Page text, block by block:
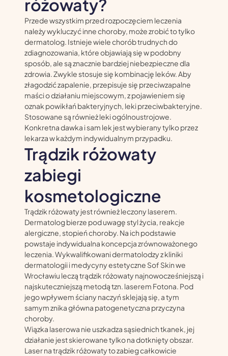
różowaty?
Przede wszystkim przed rozpoczęciem leczenia
należy wykluczyć inne choroby, może zrobić to tylko
dermatolog. Istnieje wiele chorób trudnych do
zdiagnozowania, które objawiają się w podobny
sposób, ale są znacznie bardziej niebezpieczne dla
zdrowia. Zwykle stosuje się kombinację leków. Aby
złagodzić zapalenie, przepisuje się przeciwzapalne
maści o działaniu miejscowym, z pojawieniem się
oznak powikłań bakteryjnych, leki przeciwbakteryjne.
Stosowane są również leki ogólnoustrojowe.
Konkretna dawka i sam lek jest wybierany tylko przez
lekarza w każdym indywidualnym przypadku.
Trądzik różowaty
zabiegi
kosmetologiczne
Trądzik różowaty jest również leczony laserem.
Dermatolog bierze pod uwagę styl życia, reakcje
alergiczne, stopień choroby. Na ich podstawie
powstaje indywidualna koncepcja zrównoważonego
leczenia. Wykwalifikowani dermatolodzy z kliniki
dermatologii i medycyny estetyczne Sof Skin we
Wrocławiu leczą trądzik różowaty najnowocześniejszą i
najskuteczniejszą metodą tzn. laserem Fotona. Pod
jego wpływem ściany naczyń sklejają się, a tym
samym znika główna patogenetyczna przyczyna
choroby.
Wiązka laserowa nie uszkadza sąsiednich tkanek, jej
działanie jest skierowane tylko na dotknięty obszar.
Laser na trądzik różowaty to zabieg całkowicie